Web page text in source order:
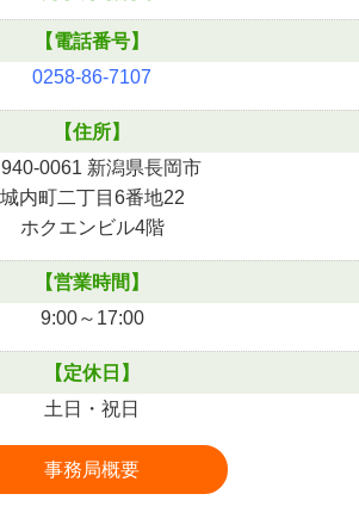
【電話番号】
0258-86-7107
【住所】
0061 新潟県長岡市
城内町二丁目6番地22
ホクエンビル4階
【営業時間】
9:00～17:00
【定休日】
土日・祝日
事務局概要